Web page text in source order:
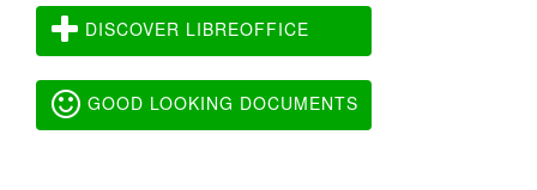
DISCOVER LIBREOFFICE
GOOD LOOKING DOCUMENTS